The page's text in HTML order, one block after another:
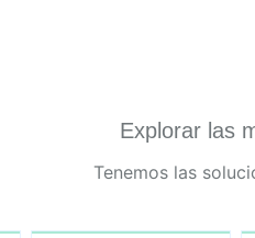
Explorar las
Tenemos las